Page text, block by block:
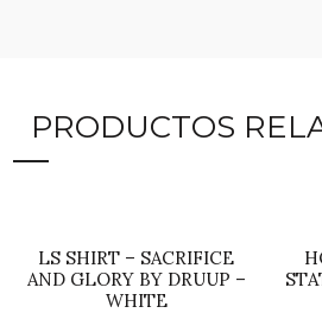
PRODUCTOS
LS SHIRT – SACRIFICE
AND GLORY BY DRUUP –
WHITE